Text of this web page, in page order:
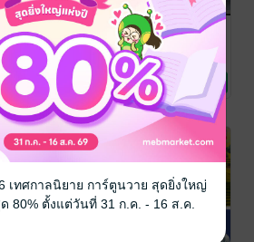
ใครๆก็ไปเที่ยว
อเมริกา USA
EAST : เที่ยว
อเมริกาฝั่งตะวัน
ออก, นิวยอร์ก ฟิ
ลาเดลเฟีย
วอชิงตัน ดี.ซี
และบอสตัน
อดิศักดิ์ จันทร์ดวง/
สำนักพิมพ์ฟอร์เวิร์ด
ท่องเที่ยว
No Rating
Eurail Pass ใบ
เดียวเที่ยวทั่ว
ยุโรป : เที่ยว
ยุโรปด้วยรถไฟ
ไปกับ Eurail
Pass
อดิศักดิ์ จันทร์ดวง/
สำนักพิมพ์ฟอร์เวิร์ด
ท่องเที่ยว
No Rating
เทศกาลนิยาย การ์ตูนวาย สุดยิ่งใหญ่
80% ตั้งแต่วันที่ 31 ก.ค. - 16 ส.ค.